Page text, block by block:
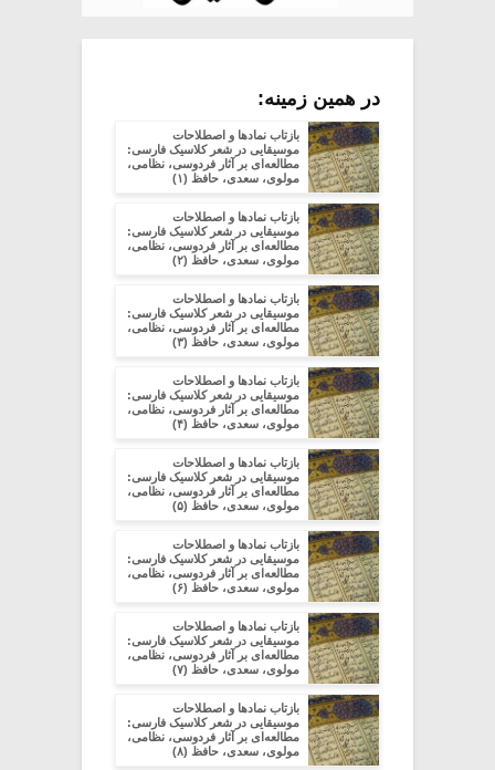
در همین زمینه:
بازتاب نمادها و اصطلاحات
موسیقایی در شعر کلاسیک فارسی:
مطالعه‌ای بر آثار فردوسی، نظامی،
مولوی، سعدی، حافظ (۱)
بازتاب نمادها و اصطلاحات
موسیقایی در شعر کلاسیک فارسی:
مطالعه‌ای بر آثار فردوسی، نظامی،
مولوی، سعدی، حافظ (۲)
بازتاب نمادها و اصطلاحات
موسیقایی در شعر کلاسیک فارسی:
مطالعه‌ای بر آثار فردوسی، نظامی،
مولوی، سعدی، حافظ (۳)
بازتاب نمادها و اصطلاحات
موسیقایی در شعر کلاسیک فارسی:
مطالعه‌ای بر آثار فردوسی، نظامی،
مولوی، سعدی، حافظ (۴)
بازتاب نمادها و اصطلاحات
موسیقایی در شعر کلاسیک فارسی:
مطالعه‌ای بر آثار فردوسی، نظامی،
مولوی، سعدی، حافظ (۵)
بازتاب نمادها و اصطلاحات
موسیقایی در شعر کلاسیک فارسی:
مطالعه‌ای بر آثار فردوسی، نظامی،
مولوی، سعدی، حافظ (۶)
بازتاب نمادها و اصطلاحات
موسیقایی در شعر کلاسیک فارسی:
مطالعه‌ای بر آثار فردوسی، نظامی،
مولوی، سعدی، حافظ (۷)
بازتاب نمادها و اصطلاحات
موسیقایی در شعر کلاسیک فارسی:
مطالعه‌ای بر آثار فردوسی، نظامی،
مولوی، سعدی، حافظ (۸)